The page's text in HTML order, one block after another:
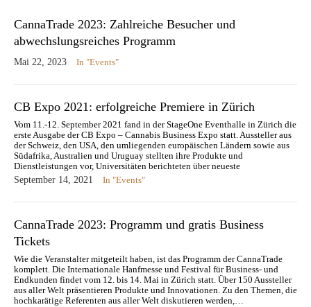
CannaTrade 2023: Zahlreiche Besucher und
abwechslungsreiches Programm
Mai 22, 2023 In "Events"
CB Expo 2021: erfolgreiche Premiere in Zürich
Vom 11.-12. September 2021 fand in der StageOne Eventhalle in Zürich die
erste Ausgabe der CB Expo – Cannabis Business Expo statt. Aussteller aus
der Schweiz, den USA, den umliegenden europäischen Ländern sowie aus
Südafrika, Australien und Uruguay stellten ihre Produkte und
Dienstleistungen vor, Universitäten berichteten über neueste
Forschungsergebnisse zu…
September 14, 2021 In "Events"
CannaTrade 2023: Programm und gratis Business
Tickets
Wie die Veranstalter mitgeteilt haben, ist das Programm der CannaTrade
komplett. Die Internationale Hanfmesse und Festival für Business- und
Endkunden findet vom 12. bis 14. Mai in Zürich statt. Über 150 Aussteller
aus aller Welt präsentieren Produkte und Innovationen. Zu den Themen, die
hochkarätige Referenten aus aller Welt diskutieren werden,…